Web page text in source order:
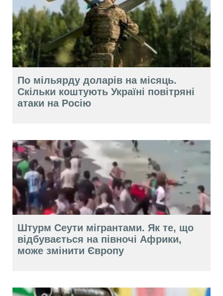
По мільярду доларів на місяць.
Скільки коштують Україні повітряні
атаки на Росію
Штурм Сеути мігрантами. Як те, що
відбувається на півночі Африки,
може змінити Європу